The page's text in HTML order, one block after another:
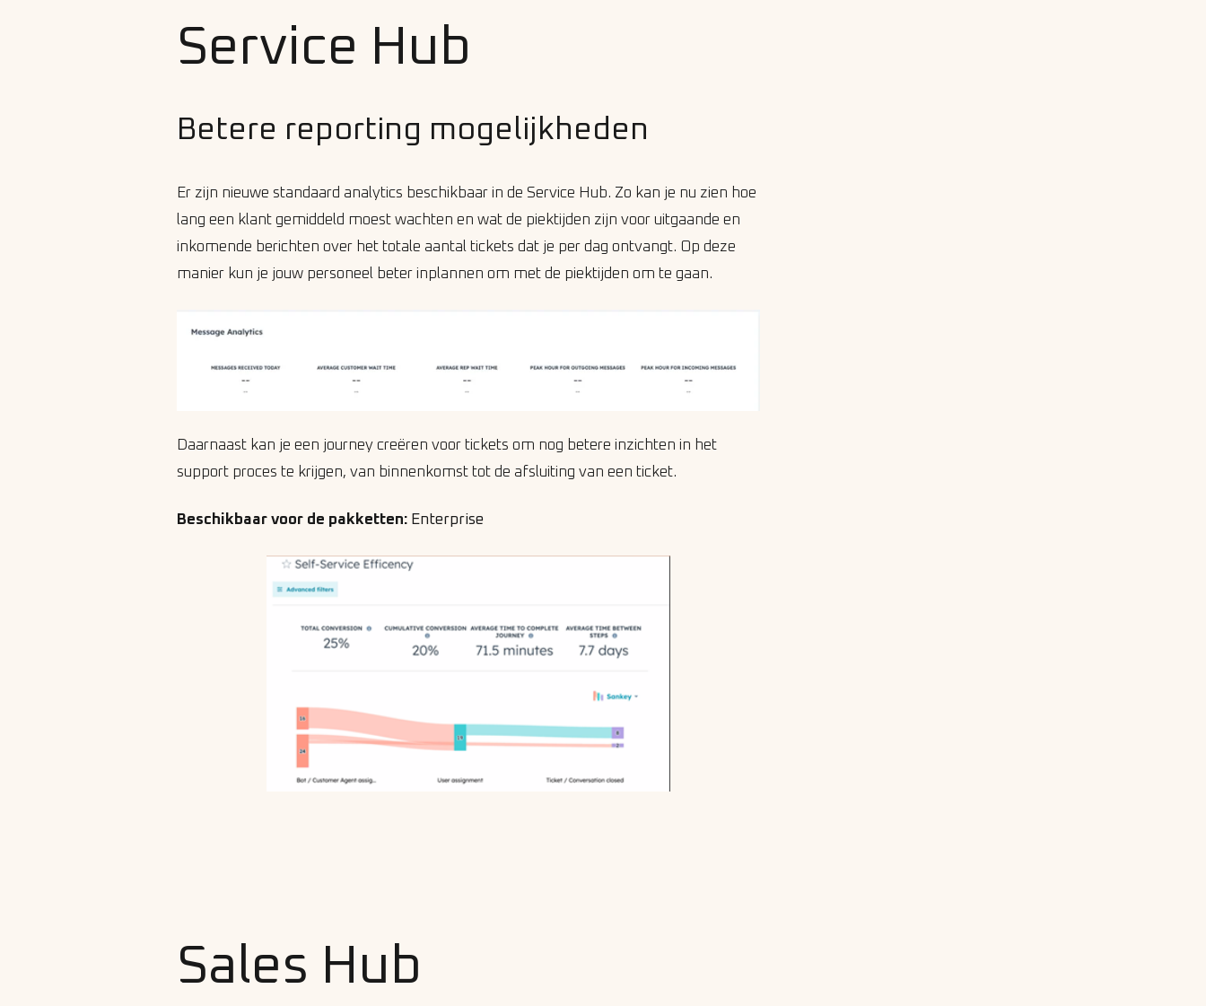
Service Hub
Betere reporting mogelijkheden
Er zijn nieuwe standaard analytics beschikbaar in de Service Hub. Zo kan je nu zien hoe
lang een klant gemiddeld moest wachten en wat de piektijden zijn voor uitgaande en
inkomende berichten over het totale aantal tickets dat je per dag ontvangt. Op deze
manier kun je jouw personeel beter inplannen om met de piektijden om te gaan.
Daarnaast kan je een journey creëren voor tickets om nog betere inzichten in het
support proces te krijgen, van binnenkomst tot de afsluiting van een ticket.
Beschikbaar voor de pakketten: Enterprise
Sales Hub